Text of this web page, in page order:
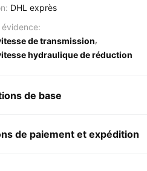
DHL exprès
de transmission,
hydraulique de réduction
de base
de paiement et expédition